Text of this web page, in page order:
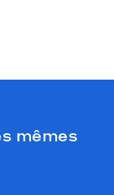
mêmes